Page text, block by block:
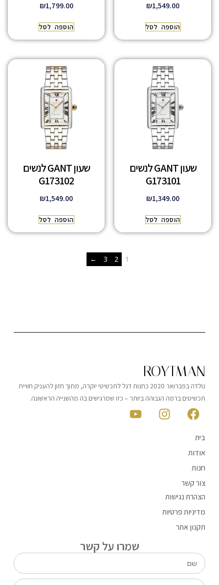
₪1,549.00
הוספה לסל
₪1,799.00
הוספה לסל
שעון GANT לנשים
G173101
₪1,349.00
הוספה לסל
שעון GANT לנשים
G173102
₪1,549.00
הוספה לסל
1
2
3
←
ROYTMAN
נולדה בפברואר 2020 כחנות דגל לתכשיטי יוקרה, מתוך חזון להעניק חוויית
תכשיטים ברמה הגבוהה ביותר – כזו שמרגישים בה מהשנייה הראשונה.
בית
אודות
חנות
צור קשר
הצהרת נגישות
מדיניות פרטיות
תקנון אתר
שמרו על קשר